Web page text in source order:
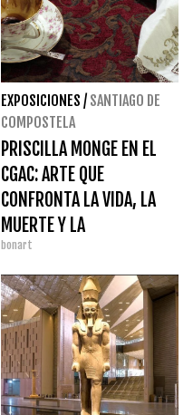
EXPOSICIONES / SANTIAGO DE
COMPOSTELA
PRISCILLA MONGE EN EL
CGAC: ARTE QUE
CONFRONTA LA VIDA, LA
MUERTE Y LA
COTIDIANIDAD FEMINISTA
bonart